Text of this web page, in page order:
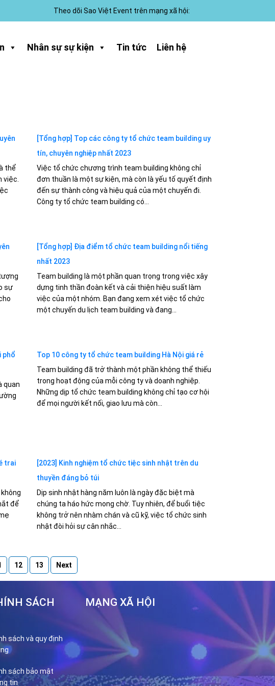
Theo dõi Sao Việt Event trên mạng xã hội:
Nhân sự sự kiện Tin tức Liên hệ
thể
việc.
[Tổng hợp] Top các công ty tổ chức team building uy
tín, chuyên nghiệp nhất 2023
Việc tổ chức chương trình team building không chỉ
đơn thuần là một sự kiện, mà còn là yếu tố quyết định
đến sự thành công và hiệu quả của một chuyến đi.
Công ty tổ chức team building có...
sự
[Tổng hợp] Địa điểm tổ chức team building nổi tiếng
nhất 2023
Team building là một phần quan trọng trong việc xây
dựng tinh thần đoàn kết và cải thiện hiệu suất làm
việc của một nhóm. Bạn đang xem xét việc tổ chức
một chuyến du lịch team building và đang...
phổ
quan
Top 10 công ty tổ chức team building Hà Nội giá rẻ
Team building đã trở thành một phần không thể thiếu
trong hoạt động của mỗi công ty và doanh nghiệp.
Những dịp tổ chức team building không chỉ tạo cơ hội
để mọi người kết nối, giao lưu mà còn...
trai
để
[2023] Kinh nghiệm tổ chức tiệc sinh nhật trên du
thuyền đáng bỏ túi
Dịp sinh nhật hàng năm luôn là ngày đặc biệt mà
chúng ta háo hức mong chờ. Tuy nhiên, để buổi tiệc
không trở nên nhàm chán và cũ kỹ, việc tổ chức sinh
nhật đòi hỏi sự cân nhắc...
12 13 Next
SÁCH
sách và quy định
sách bảo mật
tin
MẠNG XÃ HỘI